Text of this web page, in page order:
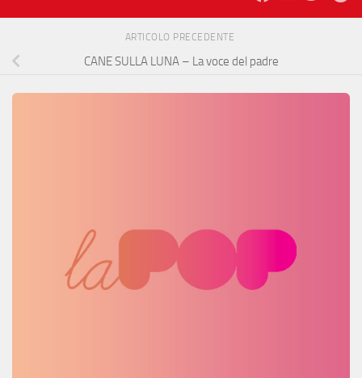
ARTICOLO PRECEDENTE
CANE SULLA LUNA – La voce del padre